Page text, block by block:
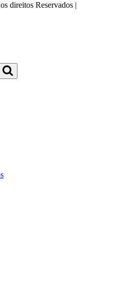
direitos Reservados |